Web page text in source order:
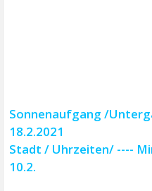
Sonnenaufgang /
18.2.2021
Stadt / Uhrzeiten/ ----
10.2.